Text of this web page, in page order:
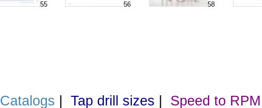
55 56 58
Catalogs Tap drill sizes Speed to RPM